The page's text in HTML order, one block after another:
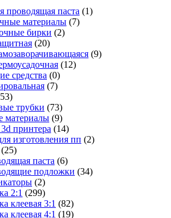
проводящая паста (1)
материалы (7)
бирки (2)
(20)
(9)
(12)
средства (0)
(7)
трубки (73)
материалы (9)
принтера (14)
изготовления пп (2)
(25)
паста (6)
подложки (34)
(2)
2:1 (299)
клеевая 3:1 (82)
клеевая 4:1 (19)